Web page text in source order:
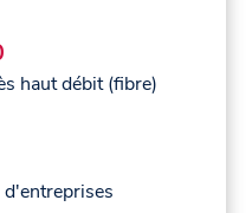
haut débit (fibre)
d'entreprises